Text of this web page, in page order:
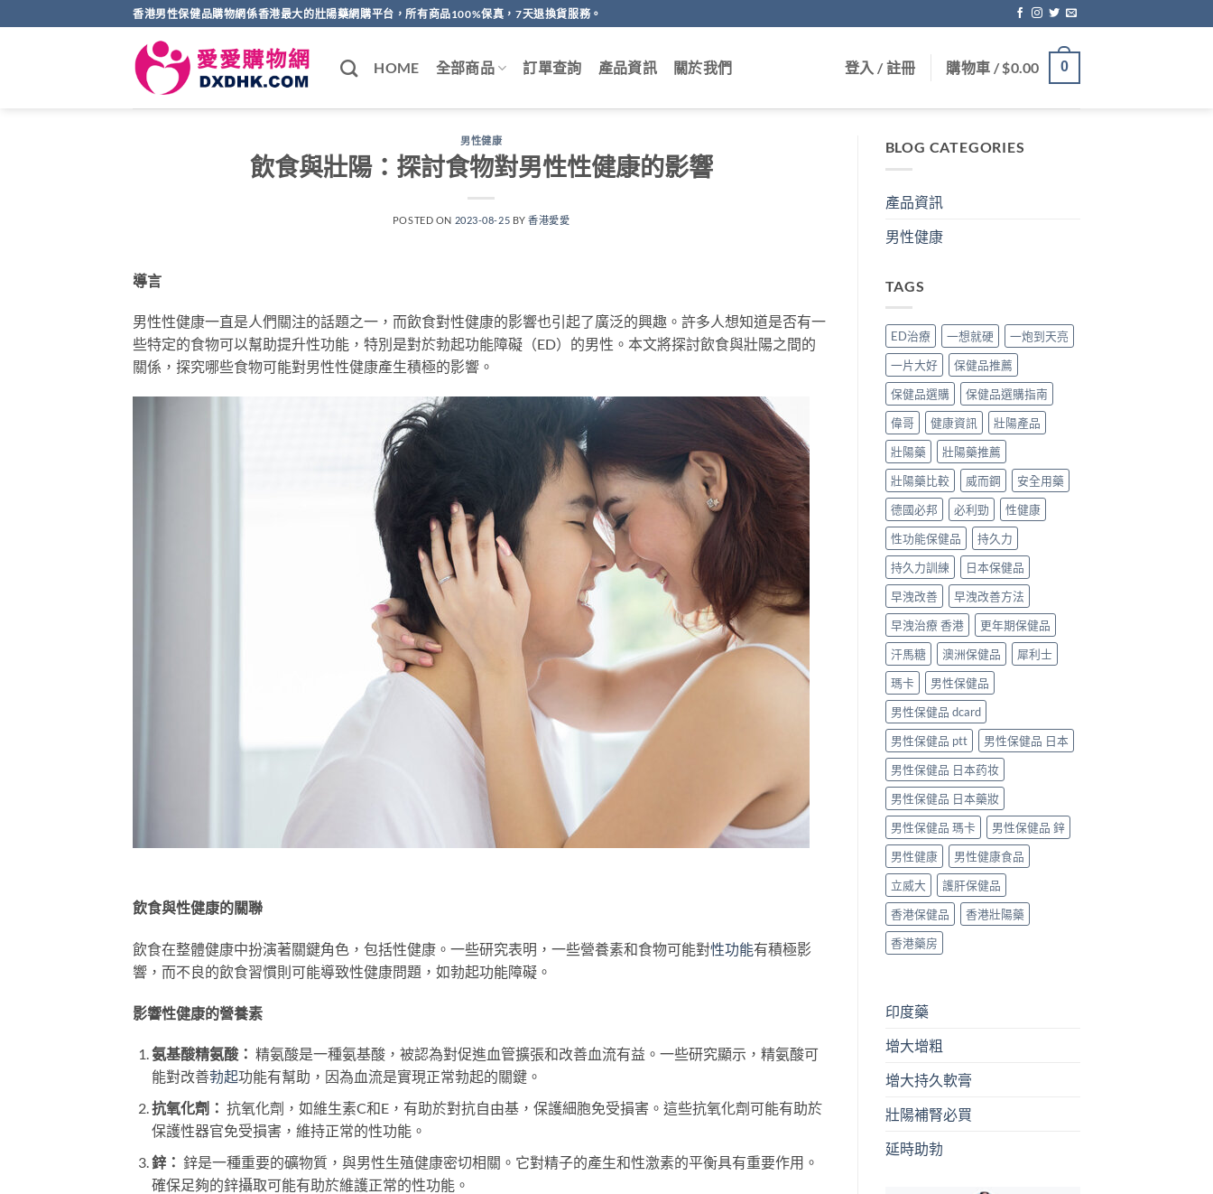
to
香港男性保健品購物網係香港最大的壯陽藥網購平台，所有商品100%保真，7天退換貨服務。
HOME 全部商品 訂單查詢 產品資訊 關於我們 登入 / 註冊 購物車 /$0.00 0
男性健康
飲食與壯陽：探討食物對男性性健康的影響
POSTED ON 2023-08-25 BY香港愛愛
導言
男性性健康一直是人們關注的話題之一，而飲食對性健康的影響也引起了廣泛的興趣。許多人想知道是否有一
些特定的食物可以幫助提升性功能，特別是對於勃起功能障礙（ED）的男性。本文將探討飲食與壯陽之間的
關係，探究哪些食物可能對男性性健康產生積極的影響。
飲食與性健康的關聯
飲食在整體健康中扮演著關鍵角色，包括性健康。一些研究表明，一些營養素和食物可能對性功能有積極影
響，而不良的飲食習慣則可能導致性健康問題，如勃起功能障礙。
影響性健康的營養素
氨基酸精氨酸： 精氨酸是一種氨基酸，被認為對促進血管擴張和改善血流有益。一些研究顯示，精氨酸可
能對改善勃起功能有幫助，因為血流是實現正常勃起的關鍵。
抗氧化劑： 抗氧化劑，如維生素C和E，有助於對抗自由基，保護細胞免受損害。這些抗氧化劑可能有助於
保護性器官免受損害，維持正常的性功能。
鋅： 鋅是一種重要的礦物質，與男性生殖健康密切相關。它對精子的產生和性激素的平衡具有重要作用。
確保足夠的鋅攝取可能有助於維護正常的性功能。
BLOG CATEGORIES
產品資訊
男性健康
TAGS
ED治療 一想就硬
一炮到天亮
一片大好
保健品推薦
保健品選購
保健品選購指南
偉哥
健康資訊
壯陽產品
壯陽藥
壯陽藥推薦
壯陽藥比較
威而鋼
安全用藥
德國必邦
必利勁
性健康
性功能保健品
持久力
持久力訓練
日本保健品
早洩改善
早洩改善方法
早洩治療 香港
更年期保健品
汗馬糖
澳洲保健品
犀利士
瑪卡
男性保健品
男性保健品 dcard
男性保健品 ptt
男性保健品 日本
男性保健品 日本药妆
男性保健品 日本藥妝
男性保健品 瑪卡
男性保健品 鋅
男性健康
男性健康食品
立威大
護肝保健品
香港保健品
香港壯陽藥
香港藥房
印度藥
增大增粗
增大持久軟膏
壯陽補腎必買
延時助勃